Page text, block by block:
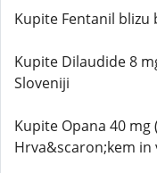
Kupite Fentanil blizu
Kupite Dilaudide 8
Sloveniji
Kupite Opana 40 mg
Hrva&scaron;kem in